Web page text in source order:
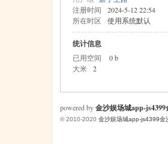
注册时间
2024-5-12 22:54
所在时区
使用系统默认
统计信息
已用空间 0 b
大米
2
powered by金沙娱场城app-js4399
© 2010-2020 金沙娱场城app-js4399金